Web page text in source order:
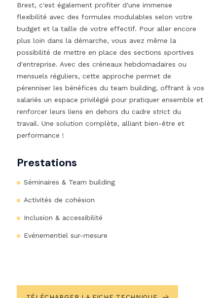
Brest, c'est également profiter d'une immense
flexibilité avec des formules modulables selon votre
budget et la taille de votre effectif. Pour aller encore
plus loin dans la démarche, vous avez même la
possibilité de mettre en place des sections sportives
d'entreprise. Avec des créneaux hebdomadaires ou
mensuels réguliers, cette approche permet de
pérenniser les bénéfices du team building, offrant à vos
salariés un espace privilégié pour pratiquer ensemble et
renforcer leurs liens en dehors du cadre strict du
travail. Une solution complète, alliant bien-être et
performance !
Prestations
Séminaires & Team building
Activités de cohésion
Inclusion & accessibilité
Evénementiel sur-mesure